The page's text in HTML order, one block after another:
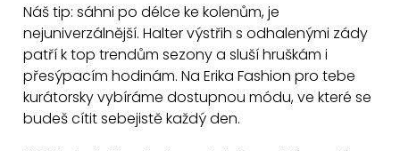
í
p
r
v
k
y
Náš tip: sáhni po délce ke kolenům, je
nejuniverzálnější. Halter výstřih s odhalenými zády
patří k top trendům sezony a sluší hruškám i
přesýpacím hodinám. Na Erika Fashion pro tebe
kurátorsky vybíráme dostupnou módu, ve které se
budeš cítit sebejistě každý den.